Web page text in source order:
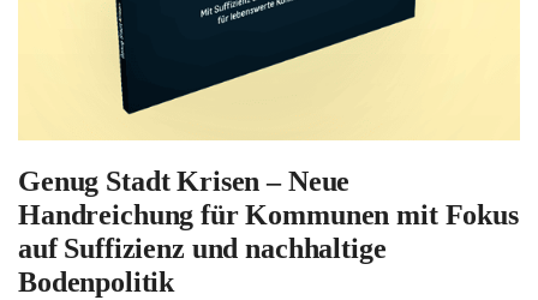
Genug Stadt Krisen – Neue
Handreichung für Kommunen mit Fokus
auf Suffizienz und nachhaltige
Bodenpolitik